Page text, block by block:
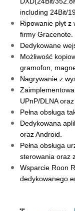
including 24Bit/
Ripowanie płyt
firmy Gracenote.
Dedykowane
Możliwość
gramofon,
Nagrywanie z
UPnP/DLNA
Pełna obsługa
Dedykowana
oraz Android.
Pełna obsługa
sterowania oraz
Wsparcie Roon
dedykowanego